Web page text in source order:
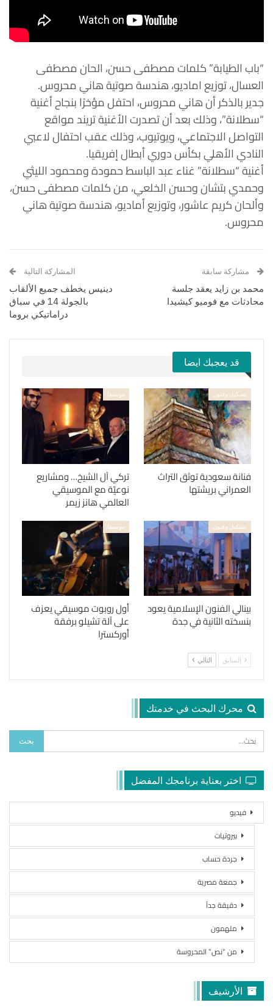
“باب الطيابة” كلمات مصطفى حسن، الحان مصطفى
العسال، توزيع اماديو، هندسة صوتية هاني محروس.
جدير بالذكر أن هاني محروس، احتفل مؤخرًا بنجاح أغنية
“سطلانة”، وذلك بعد أن تصدرت الأغنية تريند مواقع
التواصل الاجتماعي، ويوتيوب، وذلك عقب احتفال لاعبي
النادي الأهلي بكأس دوري أبطال إفريقيا.
أغنية “سطلانة” غناء عبد الباسط حمودة ومحمود الليثي
وحمدي بتشان وحسن الخلعي، من كلمات مصطفى حسن،
وألحان كريم عاشور، وتوزيع أماديو، هندسة صوتية هاني
محروس.
مشاركة سابقة
محمد بن زايد يعقد جلسة
محادثات مع فوميو كيشيدا
المشاركة التالية
دينيس يخطف جميع الألقاب
بالجولة 14 في سباق
دراماتيكي بروما
قد يعجبك ايضا
تشكيل وفنون
فنانة سعودية توثق التراث
العمراني بريشتها
موسيقا
تركي آل الشيخ… ومشاريع
نوعيّة مع الموسيقي
العالمي هانز زيمر
تشكيل وفنون
بينالي الفنون الإسلامية يعود
بنسخته الثانية في جدة
موسيقا
أول روبوت موسيقي يعزف
على آلة تشيلو برفقة
أوركسترا
السابق التالي
محرك البحث في خدمتك
اختر بعناية برنامجك المفضل
فيديو
بيروتيات
جردة حساب
جمعة مصرية
دقيقة جداً
ملهمون
من “نص” المحروسة
الأرشيف